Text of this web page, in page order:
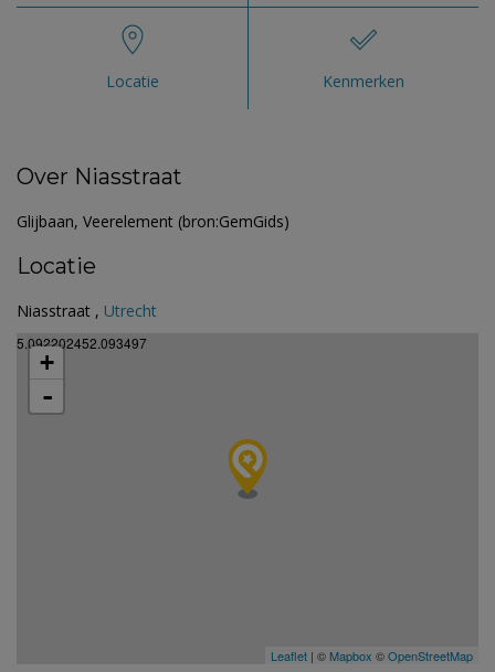
Locatie Kenmerken
Over Niasstraat
Glijbaan, Veerelement (bron:GemGids)
Locatie
Niasstraat , Utrecht
5.092202452.093497
+
-
Leaflet | © Mapbox ©OpenStreetMap